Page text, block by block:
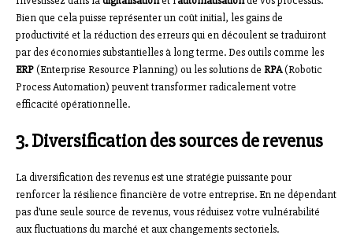
Bien que cela puisse représenter un coût initial, les gains de
productivité et la réduction des erreurs qui en découlent se traduiront
par des économies substantielles à long terme. Des outils comme les
ERP(Enterprise Resource Planning) ou les solutions de RPA(Robotic
Process Automation) peuvent transformer radicalement votre
efficacité opérationnelle.
3. Diversification des sources de revenus
La diversification des revenus est une stratégie puissante pour
renforcer la résilience financière de votre entreprise. En ne dépendant
pas d’une seule source de revenus, vous réduisez votre vulnérabilité
aux fluctuations du marché et aux changements sectoriels.